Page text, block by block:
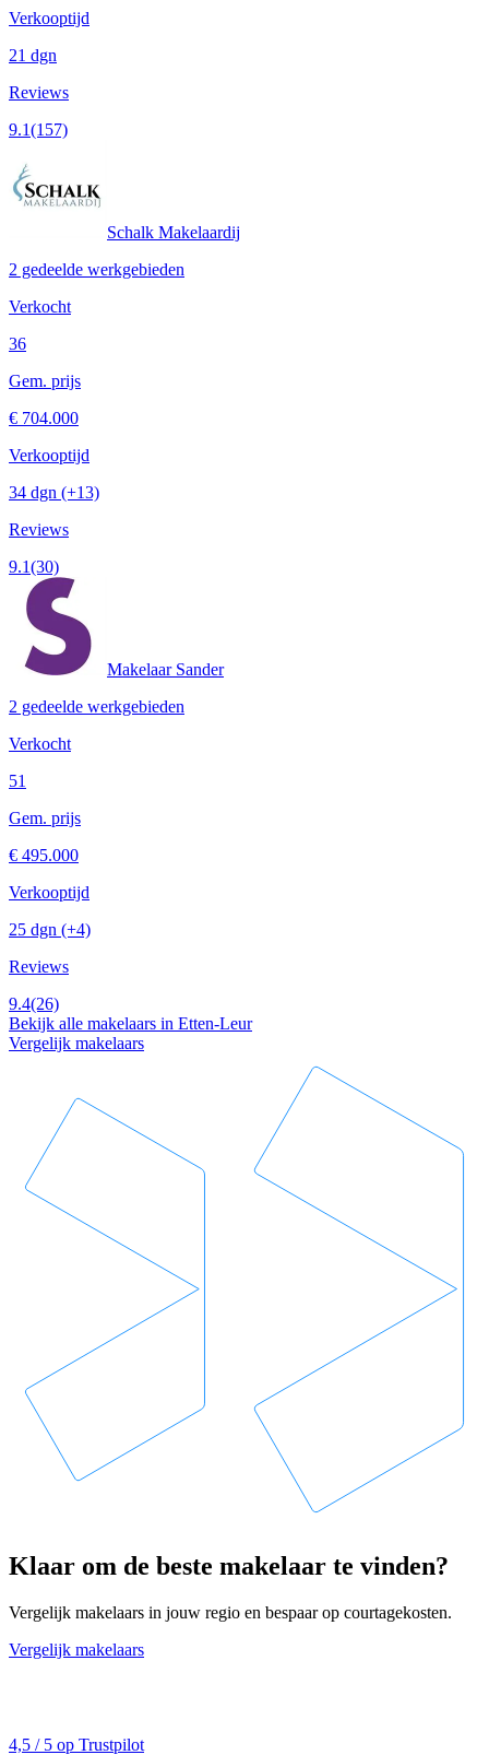
Verkooptijd
21 dgn
Reviews
9.1(157)
Schalk Makelaardij
2 gedeelde werkgebieden
Verkocht
36
Gem. prijs
€ 704.000
Verkooptijd
34 dgn (+13)
Reviews
9.1(30)
Makelaar Sander
2 gedeelde werkgebieden
Verkocht
51
Gem. prijs
€ 495.000
Verkooptijd
25 dgn (+4)
Reviews
9.4(26)
Bekijk alle makelaars in Etten-Leur
Vergelijk makelaars
Klaar om de beste makelaar te vinden?
Vergelijk makelaars in jouw regio en bespaar op courtagekosten.
Vergelijk makelaars
4,5 / 5 op Trustpilot